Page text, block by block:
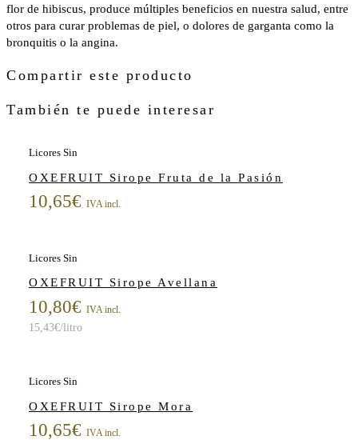
flor de hibiscus, produce múltiples beneficios en nuestra salud, entre
otros para curar problemas de piel, o dolores de garganta como la
bronquitis o la angina.
Compartir este producto
También te puede interesar
Licores Sin
OXEFRUIT Sirope Fruta de la Pasión
10,65€ IVA incl.
Licores Sin
OXEFRUIT Sirope Avellana
10,80€ IVA incl.
15,43€/litro
Licores Sin
OXEFRUIT Sirope Mora
10,65€ IVA incl.